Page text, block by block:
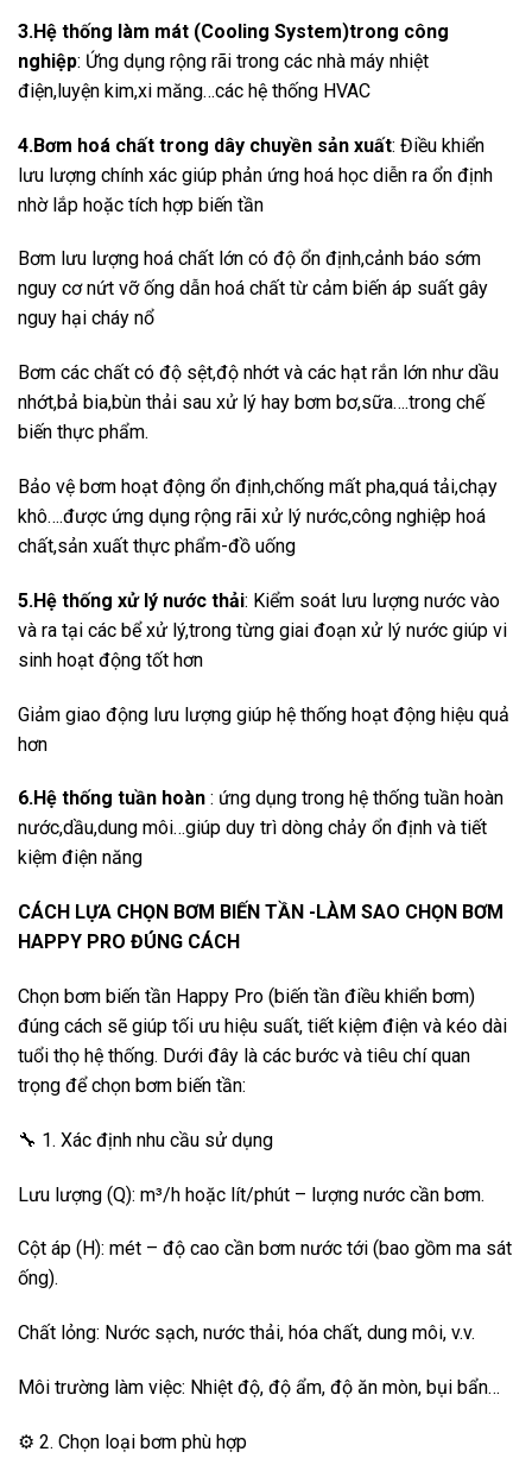
3.Hệ thống làm mát (Cooling System)trong công
nghiệp: Ứng dụng rộng rãi trong các nhà máy nhiệt
điện,luyện kim,xi măng…các hệ thống HVAC
4.Bơm hoá chất trong dây chuyền sản xuất: Điều khiển
lưu lượng chính xác giúp phản ứng hoá học diễn ra ổn định
nhờ lắp hoặc tích hợp biến tần
Bơm lưu lượng hoá chất lớn có độ ổn định,cảnh báo sớm
nguy cơ nứt vỡ ống dẫn hoá chất từ cảm biến áp suất gây
nguy hại cháy nổ
Bơm các chất có độ sệt,độ nhớt và các hạt rắn lớn như dầu
nhớt,bả bia,bùn thải sau xử lý hay bơm bơ,sữa….trong chế
biến thực phẩm.
Bảo vệ bơm hoạt động ổn định,chống mất pha,quá tải,chạy
khô….được ứng dụng rộng rãi xử lý nước,công nghiệp hoá
chất,sản xuất thực phẩm-đồ uống
5.Hệ thống xử lý nước thải: Kiểm soát lưu lượng nước vào
và ra tại các bể xử lý,trong từng giai đoạn xử lý nước giúp vi
sinh hoạt động tốt hơn
Giảm giao động lưu lượng giúp hệ thống hoạt động hiệu quả
hơn
6.Hệ thống tuần hoàn : ứng dụng trong hệ thống tuần hoàn
nước,dầu,dung môi…giúp duy trì dòng chảy ổn định và tiết
kiệm điện năng
CÁCH LỰA CHỌN BƠM BIẾN TẦN -LÀM SAO CHỌN BƠM
HAPPY PRO ĐÚNG CÁCH
Chọn bơm biến tần Happy Pro (biến tần điều khiển bơm)
đúng cách sẽ giúp tối ưu hiệu suất, tiết kiệm điện và kéo dài
tuổi thọ hệ thống. Dưới đây là các bước và tiêu chí quan
trọng để chọn bơm biến tần:
🔧 1. Xác định nhu cầu sử dụng
Lưu lượng (Q): m³/h hoặc lít/phút – lượng nước cần bơm.
Cột áp (H): mét – độ cao cần bơm nước tới (bao gồm ma sát
ống).
Chất lỏng: Nước sạch, nước thải, hóa chất, dung môi, v.v.
Môi trường làm việc: Nhiệt độ, độ ẩm, độ ăn mòn, bụi bẩn…
⚙️ 2. Chọn loại bơm phù hợp